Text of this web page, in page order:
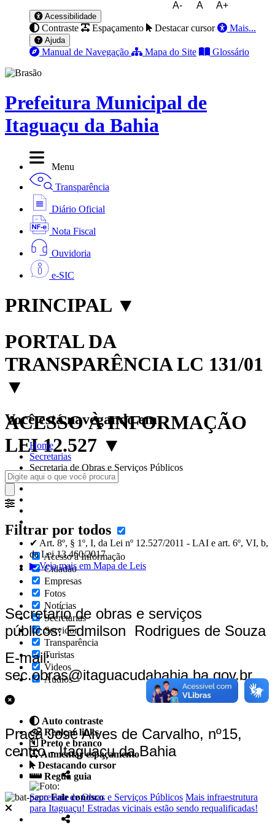
A- A A+
Acessibilidade
Contraste Espaçamento Destacar cursor Mais...
Ajuda
Manual de Navegação Mapa do Site Glossário
Prefeitura Municipal de
Itaguaçu da Bahia
Menu
Transparência
Diário Oficial
Nota Fiscal
Ouvidoria
e-SIC
PRINCIPAL ▼
PORTAL DA
TRANSPARÊNCIA LC 131/01
▼
ACESSO À INFORMAÇÃO
LEI 12.527 ▼
Filtrar por todos
Acesso à Informação
Cidadão
Empresas
Fotos
Notícias
Secretarias
Servidor
Transparência
Turistas
Videos
Áudios
Auto contraste
Realçar links
Preto e branco
Aumentar espaçamento
Destacando cursor
Regua guia
Fale conosco
Você está navegando em:
Home
Secretarias
Secretaria de Obras e Serviços Públicos
✔ Art. 8º, § 1º, I, da Lei nº 12.527/2011 - LAI e art. 6º, VI, b,
da Lei 13.460/2017
▶ Veja mais em Mapa de Leis
Secretario de obras e serviços
públicos: Edmilson Rodrigues de Souza
E-mail:
sec.obras@itaguacudabahia.ba.gov.br
Praça José Alves de Carvalho, nº15,
centro - Itaguaçu da Bahia
Secretaria de Obras e Serviços Públicos Mais infraestrutura
para Itaguaçu! Estradas vicinais estão sendo requalificadas!